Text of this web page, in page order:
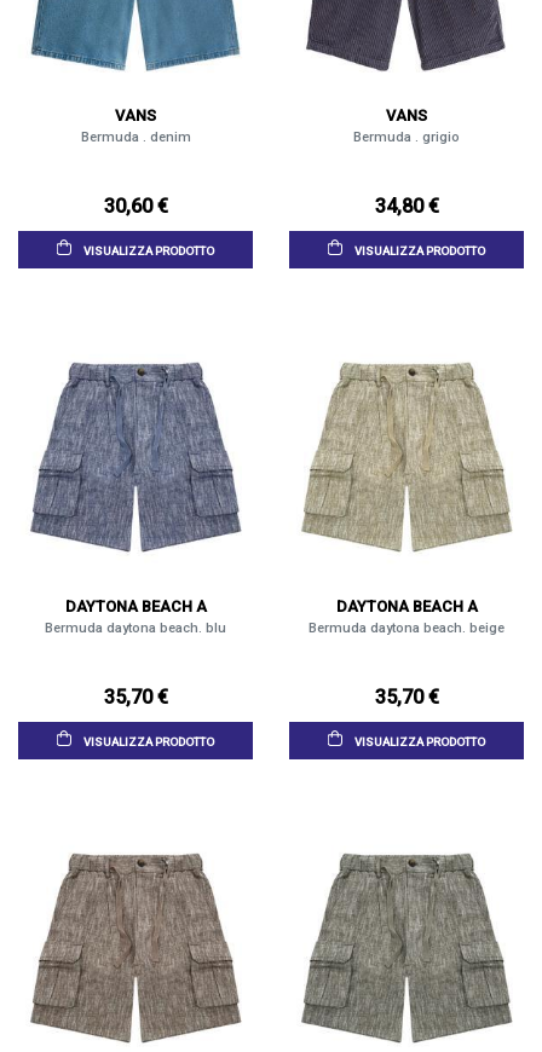
VANS
Bermuda . denim
30,60 €
VISUALIZZA PRODOTTO
VANS
Bermuda . grigio
34,80 €
VISUALIZZA PRODOTTO
DAYTONA BEACH A
Bermuda daytona beach. blu
35,70 €
VISUALIZZA PRODOTTO
DAYTONA BEACH A
Bermuda daytona beach. beige
35,70 €
VISUALIZZA PRODOTTO